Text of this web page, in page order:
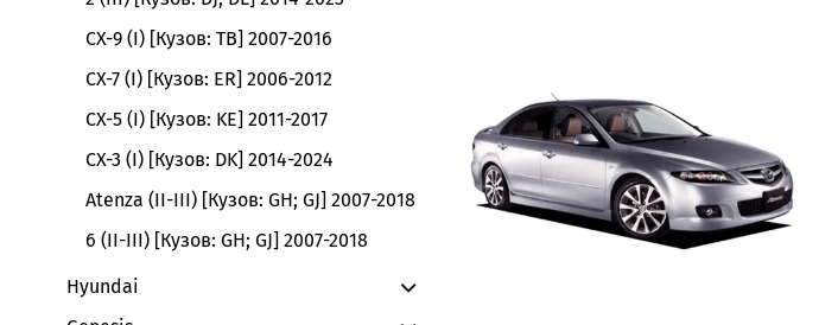
CX-9 (I) [Кузов: TB] 2007-2016
CX-7 (I) [Кузов: ER] 2006-2012
CX-5 (I) [Кузов: KE] 2011-2017
CX-3 (I) [Кузов: DK] 2014-2024
Atenza (II-III) [Кузов: GH; GJ] 2007-2018
6 (II-III) [Кузов: GH; GJ] 2007-2018
Hyundai